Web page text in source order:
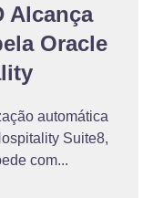
Alcança
Oracle
automática
Suite8,
com...